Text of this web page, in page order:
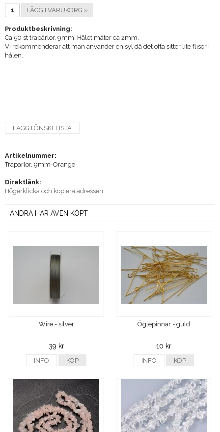
LÄGG I VARUKORG »
Produktbeskrivning:
Ca 50 st träpärlor, 9mm. Hålet mäter ca 2mm.
Vi rekommenderar att man använder en syl då det ofta sitter lite flisor i
hålen.
LÄGG I ÖNSKELISTA
Artikelnummer:
Träpärlor, 9mm-Orange
Direktlänk:
Högerklicka och kopiera adressen
ANDRA HAR ÄVEN KÖPT
Wire - silver
39 kr
INFO KÖP
Öglepinnar - guld
10 kr
INFO KÖP